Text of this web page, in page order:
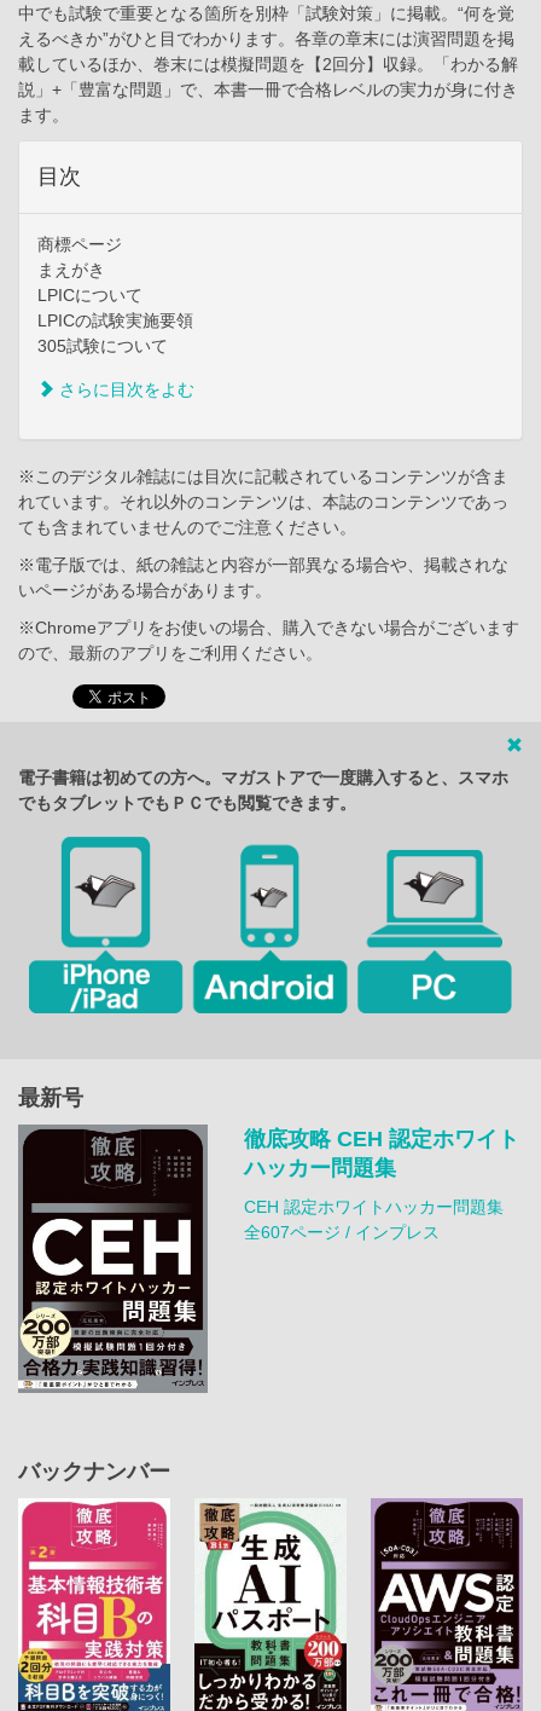
中でも試験で重要となる箇所を別枠「試験対策」に掲載。“何を覚
えるべきか”がひと目でわかります。各章の章末には演習問題を掲
載しているほか、巻末には模擬問題を【2回分】収録。「わかる解
説」+「豊富な問題」で、本書一冊で合格レベルの実力が身に付き
ます。
目次
商標ページ
まえがき
LPICについて
LPICの試験実施要領
305試験について
さらに目次をよむ
※このデジタル雑誌には目次に記載されているコンテンツが含ま
れています。それ以外のコンテンツは、本誌のコンテンツであっ
ても含まれていませんのでご注意ください。
※電子版では、紙の雑誌と内容が一部異なる場合や、掲載されな
いページがある場合があります。
※Chromeアプリをお使いの場合、購入できない場合がございます
ので、最新のアプリをご利用ください。
電子書籍は初めての方へ。マガストアで一度購入すると、スマホ
でもタブレットでもＰＣでも閲覧できます。
最新号
徹底攻略 CEH 認定ホワイト
ハッカー問題集
CEH 認定ホワイトハッカー問題集
全607ページ / インプレス
バックナンバー